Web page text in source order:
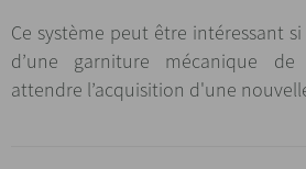
Ce système peut être intéressant
d’une garniture mécanique
attendre l’acquisition d'une